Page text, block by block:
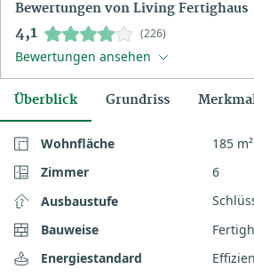
Bewertungen von Living Fertighaus
4,1 (226)
Bewertungen ansehen
Überblick Grundriss
Wohnfläche
185 m²
Zimmer
6
Ausbaustufe
Bauweise
Energiestandard